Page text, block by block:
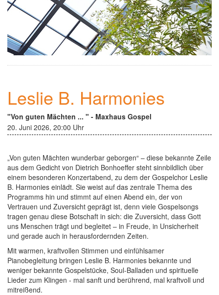
Einsamkeit
Kontakt
Leslie B. Harmonies
"Von guten Mächten ... " - Maxhaus Gospel
20. Juni 2026, 20:00 Uhr
„Von guten Mächten wunderbar geborgen“ – diese bekannte Zeile
aus dem Gedicht von Dietrich Bonhoeffer steht sinnbildlich über
einem besonderen Konzertabend, zu dem der Gospelchor Leslie
B. Harmonies einlädt. Sie weist auf das zentrale Thema des
Programms hin und stimmt auf einen Abend ein, der von
Vertrauen und Zuversicht geprägt ist, denn viele Gospelsongs
tragen genau diese Botschaft in sich: die Zuversicht, dass Gott
uns Menschen trägt und begleitet – in Freude, in Unsicherheit
und gerade auch in herausfordernden Zeiten.
Mit warmen, kraftvollen Stimmen und einfühlsamer
Pianobegleitung bringen Leslie B. Harmonies bekannte und
weniger bekannte Gospelstücke, Soul-Balladen und spirituelle
Lieder zum Klingen - mal sanft und berührend, mal kraftvoll und
mitreißend.